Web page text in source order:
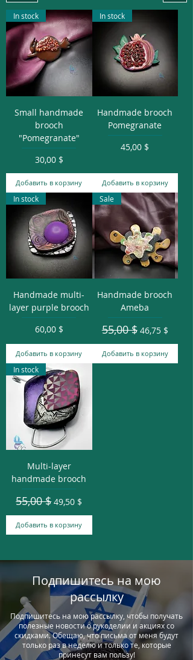
In stock
Small handmade
brooch
"Pomegranate"
Цена
30,00 $
Добавить в корзину
In stock
Handmade brooch
Pomegranate
Цена
45,00 $
Добавить в корзину
In stock
Handmade multi-
layer purple brooch
Цена
60,00 $
Добавить в корзину
Sale
Handmade brooch
Ameba
Обычная цена
55,00 $ Цена со
46,75 $
Добавить в корзину
In stock
Multi-layer
handmade brooch
Обычная цена
55,00 $ Цена со скидкой
49,50 $
Добавить в корзину
Подпишитесь на мою
рассылку
Подпишитесь на мою рассылку, чтобы получать
полезные новости о рукоделии и акциях со
скидками. Обещаю, что письма от меня будут
только раз в неделю и только те, которые
принесут вам пользу!